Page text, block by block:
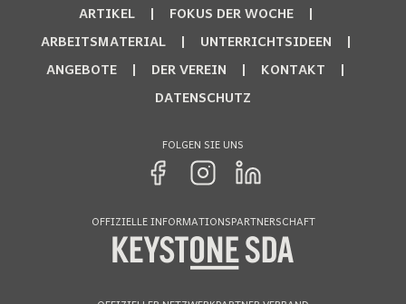
ARTIKEL
FOKUS DER WOCHE
ARBEITSMATERIAL
UNTERRICHTSIDEEN
ANGEBOTE
DER VEREIN
KONTAKT
DATENSCHUTZ
FOLGEN SIE UNS
OFFIZIELLE INFORMATIONSPARTNERSCHAFT